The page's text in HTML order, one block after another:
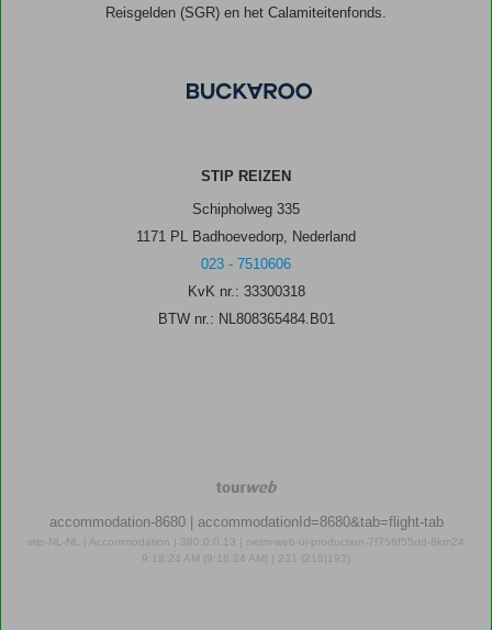
Reisgelden (SGR) en het Calamiteitenfonds.
STIP REIZEN
Schipholweg 335
1171 PL Badhoevedorp, Nederland
023 - 7510606
KvK nr.: 33300318
BTW nr.: NL808365484.B01
TourWeb
accommodation-8680 | accommodationId=8680&tab=flight-tab
stip-NL-NL | Accommodation | 380.0.0.13 | netm-web-ui-production-7f756f55dd-8km24
9:18:24 AM (9:18:24 AM) | 231 (218|193)